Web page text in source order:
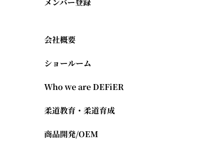
メンバー登録
会社概要
ショールーム
Who we are DEFiER
柔道教育・柔道育成
商品開発/OEM